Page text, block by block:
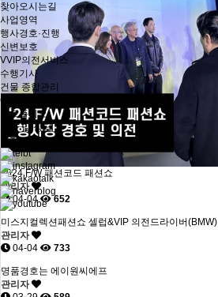
찾아오시는길
사업영역
행사경호·진행
신변보호
VVIP의전서비스
수행기사
건물 종합관리
CS교육서비스
포트폴리오
의뢰 및 상담
공지사항
2024 F/W 패션코드 패션쇼
관리자
04-04
652
미스지컬렉션패션쇼 셀럽&VIP 의전드라이버(BMW)
관리자
04-04
733
명품경호는 에이원씨에프
관리자